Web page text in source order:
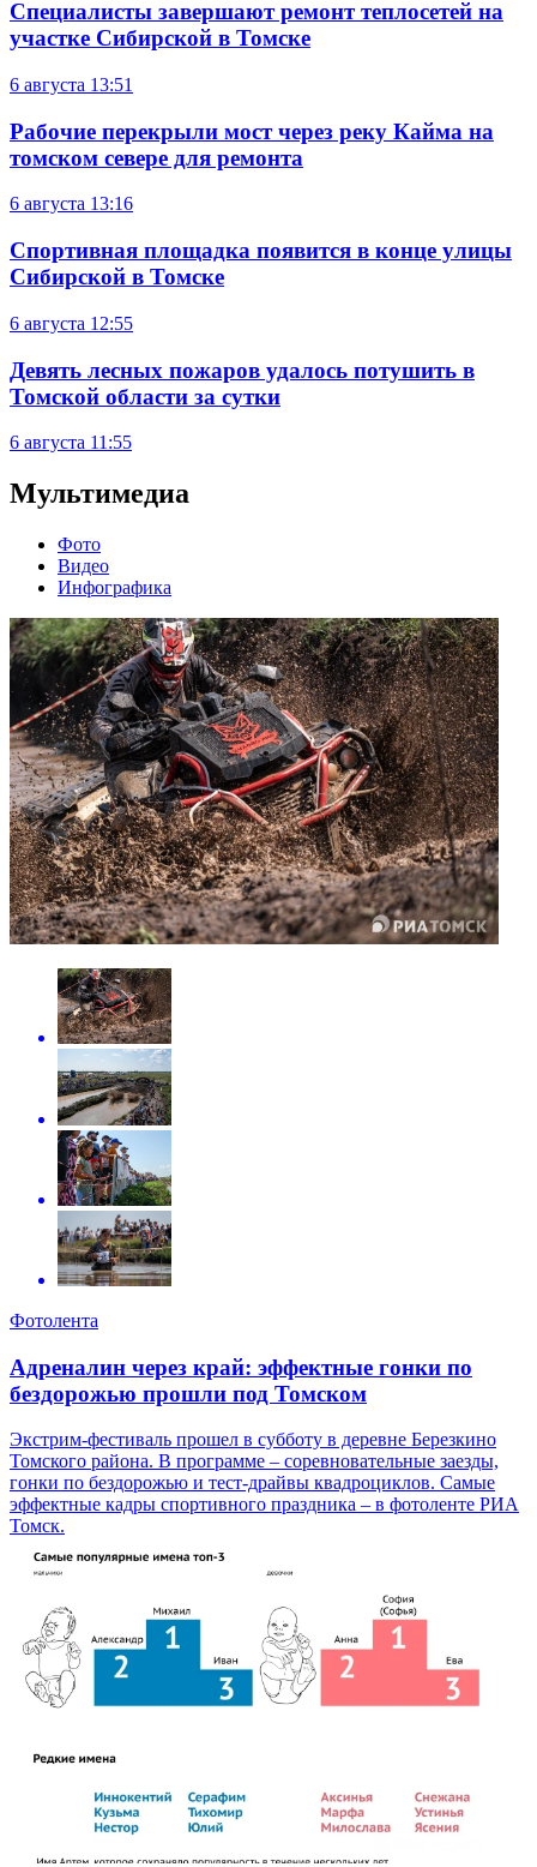
Специалисты завершают ремонт теплосетей на
участке Сибирской в Томске
6 августа 13:51
Рабочие перекрыли мост через реку Кайма на
томском севере для ремонта
6 августа 13:16
Спортивная площадка появится в конце улицы
Сибирской в Томске
6 августа 12:55
Девять лесных пожаров удалось потушить в
Томской области за сутки
6 августа 11:55
Мультимедиа
Фото
Видео
Инфографика
Фотолента
Адреналин через край: эффектные гонки по
бездорожью прошли под Томском
Экстрим-фестиваль прошел в субботу в деревне Березкино
Томского района. В программе – соревновательные заезды,
гонки по бездорожью и тест-драйвы квадроциклов. Самые
эффектные кадры спортивного праздника – в фотоленте РИА
Томск.